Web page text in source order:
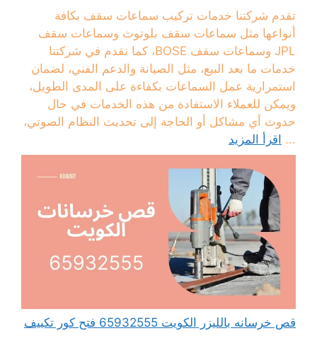
تقدم شركتنا خدمات تركيب سماعات سقف بكافة
أنواعها مثل سماعات سقف بلوتوث وسماعات سقف
JPL وسماعات سقف BOSE، كما نقدم في شركتنا
خدمات ما بعد البيع، مثل الصيانة والدعم الفني، لضمان
استمرارية عمل السماعات بكفاءة على المدى الطويل،
ويمكن للعملاء الاستفادة من هذه الخدمات في حال
حدوث أي مشاكل أو الحاجة إلى تحديث النظام الصوتي،
... اقرأ المزيد
قص خرسانه بالليزر الكويت 65932555 فتح كور تكييف